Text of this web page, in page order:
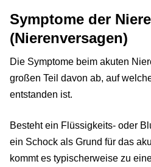
Symptome der
(Nierenversagen)
Die Symptome beim akuten
großen Teil davon ab, auf
entstanden ist.
Besteht ein Flüssigkeits- oder
ein Schock als Grund für das
kommt es typischerweise zu